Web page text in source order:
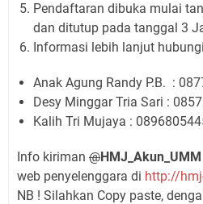
Pendaftaran dibuka mulai
dan ditutup pada tanggal 3
Informasi lebih lanjut
Anak Agung Randy P.B. :
Desy Minggar Tria Sari :
Kalih Tri Mujaya :
Info kiriman @HMJ_Akun_UMM
web penyelenggara di http://
NB ! Silahkan Copy paste,